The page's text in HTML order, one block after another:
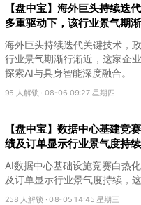
【盘中宝】海外巨头持续迭
多重驱动下，该行业景气期
海外巨头持续迭代关键技术，
行业景气期渐行渐近，这家企
探索AI与具身智能深度融合。
95 人解锁 · 08-06 09:27 星期四
【盘中宝】数据中心基建竞
绩及订单显示行业景气度持
AI数据中心基础设施竞赛白热
及订单显示行业景气度持续，
258 人解锁 ·08-05 14:45 星期三